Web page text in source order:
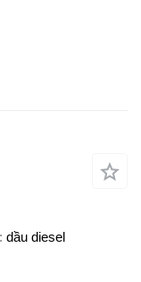
dầu diesel